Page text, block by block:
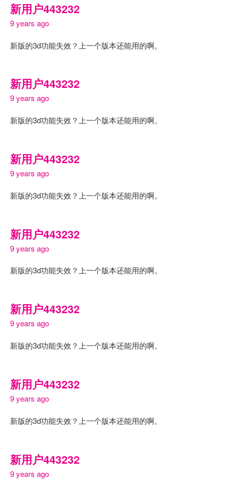
新用户443232
9 years ago
新版的3d功能失效？上一个版本还能用的啊。
新用户443232
9 years ago
新版的3d功能失效？上一个版本还能用的啊。
新用户443232
9 years ago
新版的3d功能失效？上一个版本还能用的啊。
新用户443232
9 years ago
新版的3d功能失效？上一个版本还能用的啊。
新用户443232
9 years ago
新版的3d功能失效？上一个版本还能用的啊。
新用户443232
9 years ago
新版的3d功能失效？上一个版本还能用的啊。
新用户443232
9 years ago